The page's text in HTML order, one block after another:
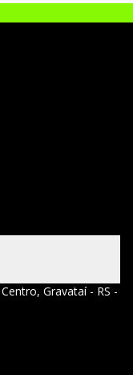
Gravataí - RS -